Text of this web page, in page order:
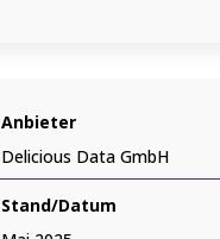
Anbieter
Delicious Data GmbH
Stand/Datum